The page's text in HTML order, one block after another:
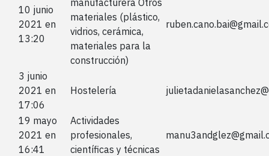
10 junio
2021 en
13:20
materiales (plástico,
vidrios, cerámica,
materiales para la
construcción)
3 junio
2021 en
17:06
Hostelería
19 mayo
2021 en
16:41
Actividades
profesionales,
científicas y técnicas